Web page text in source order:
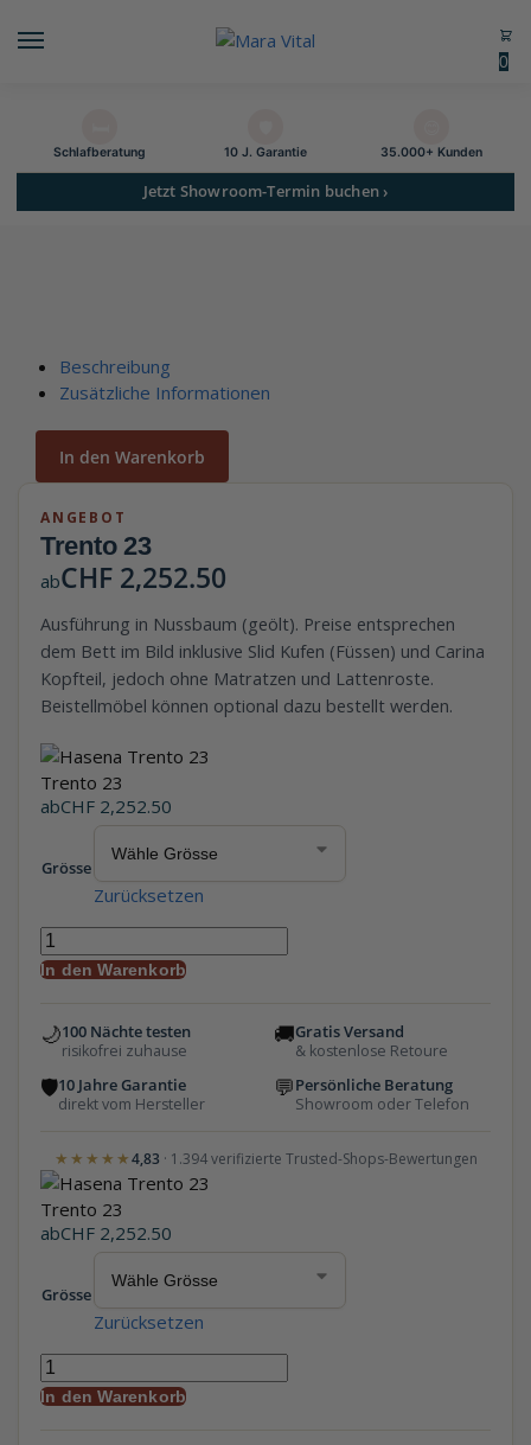
0
Schlaf­beratung 10 J. Garantie 35.000+ Kunden
Jetzt Showroom-Termin buchen ›
Beschreibung
Zusätzliche Informationen
In den Warenkorb
ANGEBOT
Trento 23
abCHF 2,252.50
Ausführung in Nussbaum (geölt). Preise entsprechen
dem Bett im Bild inklusive Slid Kufen (Füssen) und Carina
Kopfteil, jedoch ohne Matratzen und Lattenroste.
Beistellmöbel können optional dazu bestellt werden.
Trento 23
abCHF 2,252.50
Grösse
Zurücksetzen
In den Warenkorb
🌙100 Nächte testen
risikofrei zuhause
🚚Gratis Versand
& kostenlose Retoure
🛡10 Jahre Garantie
direkt vom Hersteller
💬Persönliche Beratung
Showroom oder Telefon
★★★★★4,83 · 1.394 verifizierte Trusted-Shops-Bewertungen
Trento 23
abCHF 2,252.50
Grösse
Zurücksetzen
In den Warenkorb